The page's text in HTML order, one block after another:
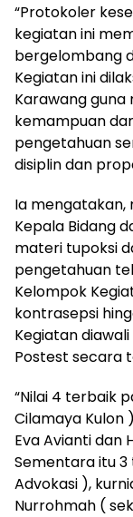
“Protokoler
kegiatan ini
bergelombang
Kegiatan ini
Karawang guna
kemampuan
pengetahuan
disiplin dan
Ia
Kepala Bidang
materi tupoksi
pengetahuan
Kelompok
kontrasepsi
Kegiatan
Postest secara
“Nilai 4 terbaik
Cilamaya Kulon
Eva Avianti dan
Sementara itu 3
Advokasi ),
Nurrohmah (